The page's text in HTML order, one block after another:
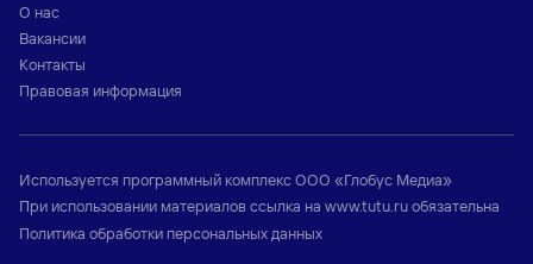
О нас
Вакансии
Контакты
Правовая информация
Используется программный комплексООО «Глобус Медиа»
При использовании материалов ссылка на www.tutu.ruобязательна
Политика обработки персональных данных